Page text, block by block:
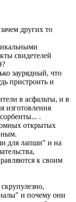
других то
свидетелей
заурядный, что
пристроить и
в асфальты, и в
изготовления
.
открытых
для лапши" и на
к своим
и почему они